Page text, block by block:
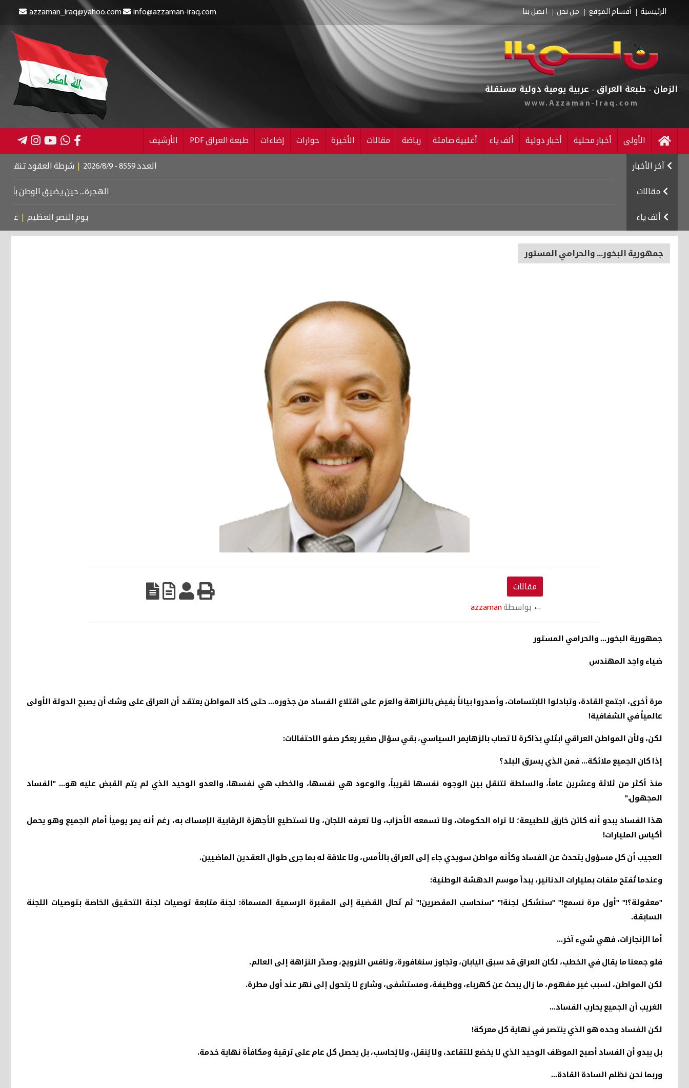
الرئيسية أقسام الموقع من نحن اتصل بنا azzaman_iraq@yahoo.com info@azzaman-iraq.com
الزمان - طبعة العراق - عربية يومية دولية مستقلة
www.Azzaman-Iraq.com
الأولى أخبار محلية أخبار دولية ألف ياء أغلبية صامتة رياضة مقالات الأخيرة حوارات إضاءات طبعة العراق PDF الأرشيف
آخر الأخبار | شرطة العقود تنقذ طفلين من
مقالات الهجرة... حين يضيق الوطن بأبنائه |
ألف ياء يوم النصر العظيم | عزف على
جمهورية البخور... والحرامي المستور
مقالات
← بواسطةazzaman
جمهورية البخور... والحرامي المستور
ضياء واجد المهندس
مرة أخرى، اجتمع القادة، وتبادلوا الابتسامات، وأصدروا بياناً يفيض بالنزاهة والعزم على اقتلاع الفساد من جذوره... حتى كاد المواطن يعتقد أن العراق على وشك أن يصبح الدولة الأولى
عالمياً في الشفافية!
لكن، ولأن المواطن العراقي ابتُلي بذاكرة لا تصاب بالزهايمر السياسي، بقي سؤال صغير يعكر صفو الاحتفالات:
إذا كان الجميع ملائكة... فمن الذي يسرق البلد؟
منذ أكثر من ثلاثة وعشرين عاماً، والسلطة تتنقل بين الوجوه نفسها تقريباً، والوعود هي نفسها، والخطب هي نفسها، والعدو الوحيد الذي لم يتم القبض عليه هو... "الفساد
المجهول".
هذا الفساد يبدو أنه كائن خارق للطبيعة؛ لا تراه الحكومات، ولا تسمعه الأحزاب، ولا تعرفه اللجان، ولا تستطيع الأجهزة الرقابية الإمساك به، رغم أنه يمر يومياً أمام الجميع وهو يحمل
أكياس المليارات!
العجيب أن كل مسؤول يتحدث عن الفساد وكأنه مواطن سويدي جاء إلى العراق بالأمس، ولا علاقة له بما جرى طوال العقدين الماضيين.
وعندما تُفتح ملفات بمليارات الدنانير، يبدأ موسم الدهشة الوطنية:
"معقولة؟!" "أول مرة نسمع!" "سنشكل لجنة!" "سنحاسب المقصرين!" ثم تُحال القضية إلى المقبرة الرسمية المسماة: لجنة متابعة توصيات لجنة التحقيق الخاصة بتوصيات اللجنة
السابقة.
أما الإنجازات، فهي شيء آخر ...
فلو جمعنا ما يقال في الخطب، لكان العراق قد سبق اليابان، وتجاوز سنغافورة، ونافس النرويج، وصدّر النزاهة إلى العالم.
لكن المواطن، لسبب غير مفهوم، ما زال يبحث عن كهرباء، ووظيفة، ومستشفى، وشارع لا يتحول إلى نهر عند أول مطرة.
الغريب أن الجميع يحارب الفساد...
لكن الفساد وحده هو الذي ينتصر في نهاية كل معركة!
بل يبدو أن الفساد أصبح الموظف الوحيد الذي لا يخضع للتقاعد، ولا يُنقل، ولا يُحاسب، بل يحصل كل عام على ترقية ومكافأة نهاية خدمة.
وربما نحن نظلم السادة القادة...